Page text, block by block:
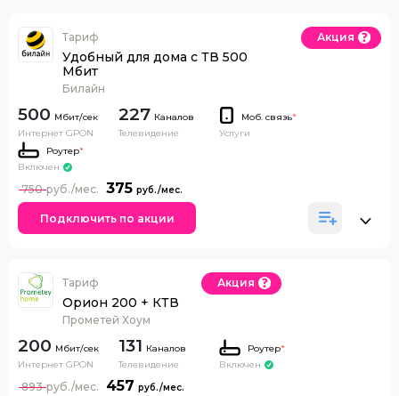
Тариф
Удобный для дома с ТВ 500
Мбит
Билайн
Акция
500
Интернет GPON
227 Каналов
Телевидение
Моб. связь*
Услуги
Роутер*
Включен
375
750
Подключить по акции
Тариф
Орион 200 + КТВ
Прометей Хоум
Акция
200
Интернет GPON
131 Каналов
Телевидение
Роутер*
Включен
457
893